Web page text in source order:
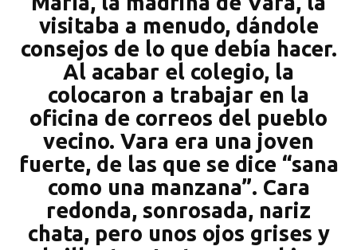
visitaba a menudo, dándole
consejos de lo que debía hacer.
Al acabar el colegio, la
colocaron a trabajar en la
oficina de correos del pueblo
vecino. Vara era una joven
fuerte, de las que se dice “sana
como una manzana”. Cara
redonda, sonrosada, nariz
chata, pero unos ojos grises y